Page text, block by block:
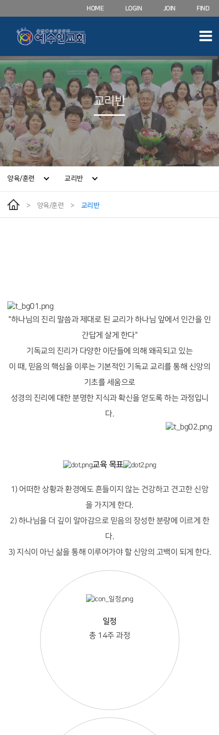
HOME LOGIN JOIN FIND
교리반
양육/훈련 교리반
> 양육/훈련 > 교리반
"하나님의 진리 말씀과 제대로 된 교리가 하나님 앞에서 인간을 인
간답게 살게 한다"
기독교의 진리가 다양한 이단들에 의해 왜곡되고 있는
이 때, 믿음의 핵심을 이루는 기본적인 기독교 교리를 통해 신앙의
기초를 세움으로
성경의 진리에 대한 분명한 지식과 확신을 얻도록 하는 과정입니
다.
교육 목표
1) 어떠한 상황과 환경에도 흔들이지 않는 건강하고 견고한 신앙
을 가지게 한다.
2) 하나님을 더 깊이 알아감으로 믿음의 장성한 분량에 이르게 한
다.
3) 지식이 아닌 삶을 통해 이루어가야 할 신앙의 고백이 되게 한다.
일정
총 14주 과정